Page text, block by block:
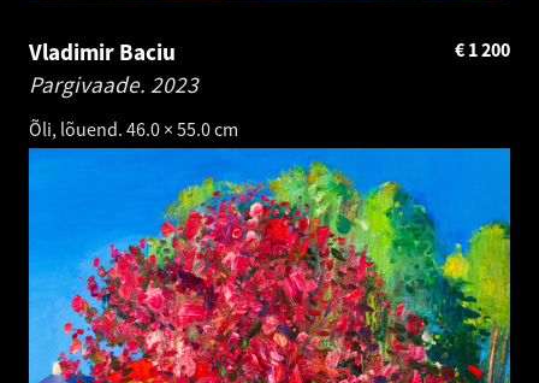
Vladimir Baciu
Pargivaade. 2023
Õli, lõuend. 46.0 × 55.0 cm
1 200
€